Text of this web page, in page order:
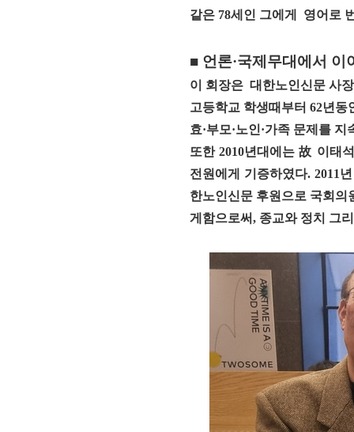
같은 78세인 그에게 영어로
■ 언론·국제무대에서 이
이 회장은 대한노인신문 사
고등학교 학생때부터 62년
효·부모·노인·가족 문제를
또한 2010년대에는 故 이태
전원에게 기증하였다. 2011
한노인신문 후원으로 국회의
게함으로써, 종교와 정치 그